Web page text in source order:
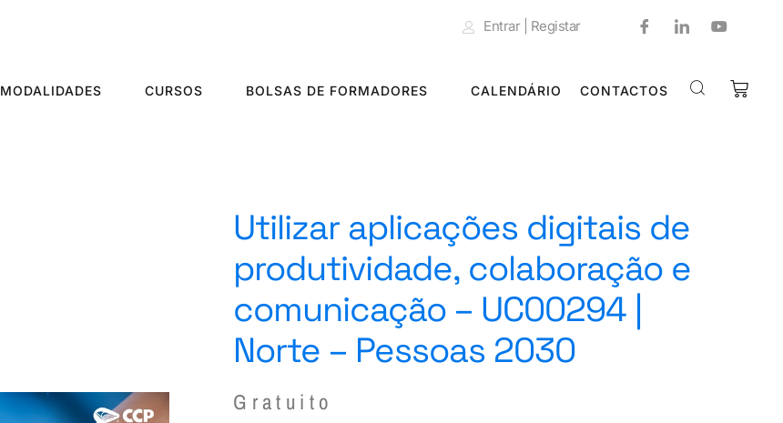
Entrar | Registar
MODALIDADES CURSOS BOLSAS DE FORMADORES CALENDÁRIO CONTACTOS
Utilizar aplicações digitais de
produtividade, colaboração e
comunicação – UC00294 |
Norte – Pessoas 2030
Gratuito